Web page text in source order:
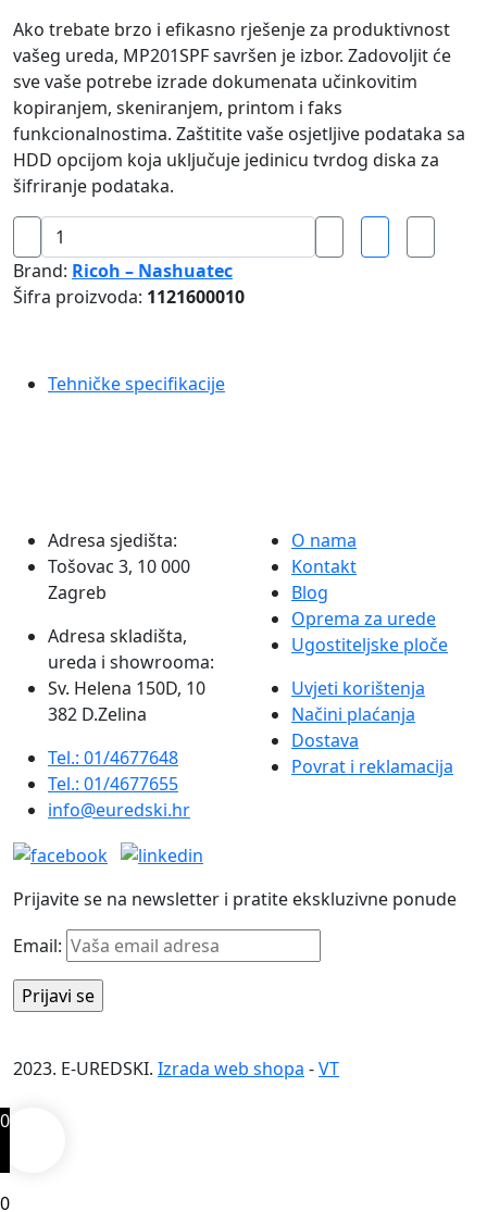
Ako trebate brzo i efikasno rješenje za produktivnost
vašeg ureda, MP201SPF savršen je izbor. Zadovoljit će
sve vaše potrebe izrade dokumenata učinkovitim
kopiranjem, skeniranjem, printom i faks
funkcionalnostima. Zaštitite vaše osjetljive podataka sa
HDD opcijom koja uključuje jedinicu tvrdog diska za
šifriranje podataka.
Laserski
multifunkcionalni
printer
Ricoh
MP201SPF
Brand: Ricoh – Nashuatec
Šifra proizvoda: 1121600010
Tehničke specifikacije
Adresa sjedišta:
Tošovac 3, 10 000
Zagreb
Adresa skladišta,
ureda i showrooma:
Sv. Helena 150D, 10
382 D.Zelina
Tel.: 01/4677648
Tel.: 01/4677655
info@euredski.hr
O nama
Kontakt
Blog
Oprema za urede
Ugostiteljske ploče
Uvjeti korištenja
Načini plaćanja
Dostava
Povrat i reklamacija
Prijavite se na newsletter i pratite ekskluzivne ponude
Email:
2023. E-UREDSKI. Izrada web shopa -VT
0
0